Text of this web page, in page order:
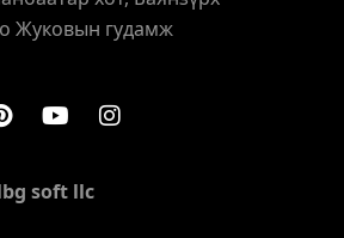
Жуковын гудамж
soft llc